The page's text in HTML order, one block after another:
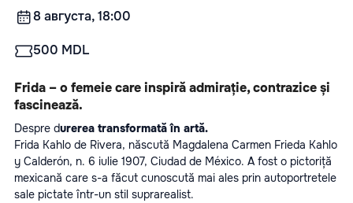
8 августа, 18:00
500 MDL
Frida – o femeie care inspiră admirație, contrazice și
fascinează.
Despre durerea transformată în artă.
Frida Kahlo de Rivera, născută Magdalena Carmen Frieda Kahlo
y Calderón, n. 6 iulie 1907, Ciudad de México. A fost o pictoriță
mexicană care s-a făcut cunoscută mai ales prin autoportretele
sale pictate într-un stil suprarealist.